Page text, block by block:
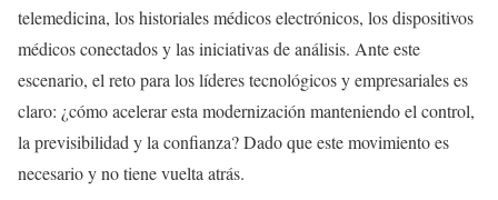
telemedicina, los historiales médicos electrónicos, los dispositivos
médicos conectados y las iniciativas de análisis. Ante este
escenario, el reto para los líderes tecnológicos y empresariales es
claro: ¿cómo acelerar esta modernización manteniendo el control,
la previsibilidad y la confianza? Dado que este movimiento es
necesario y no tiene vuelta atrás.